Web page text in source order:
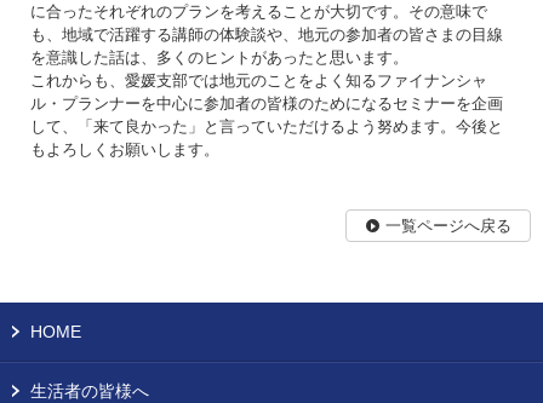
に合ったそれぞれのプランを考えることが大切です。その意味で
も、地域で活躍する講師の体験談や、地元の参加者の皆さまの目線
を意識した話は、多くのヒントがあったと思います。
これからも、愛媛支部では地元のことをよく知るファイナンシャ
ル・プランナーを中心に参加者の皆様のためになるセミナーを企画
して、「来て良かった」と言っていただけるよう努めます。今後と
もよろしくお願いします。
一覧ページへ戻る
HOME
生活者の皆様へ